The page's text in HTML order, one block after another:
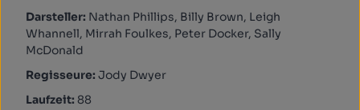
Darsteller: Nathan Phillips, Billy Brown, Leigh
Whannell, Mirrah Foulkes, Peter Docker, Sally
McDonald
Regisseure: Jody Dwyer
Laufzeit: 88